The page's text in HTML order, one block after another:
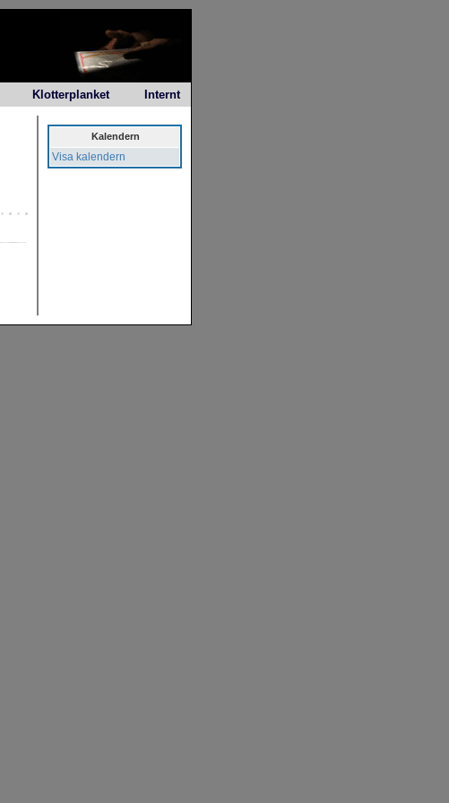
Klotterplanket Internt
Kalendern
Visa kalendern